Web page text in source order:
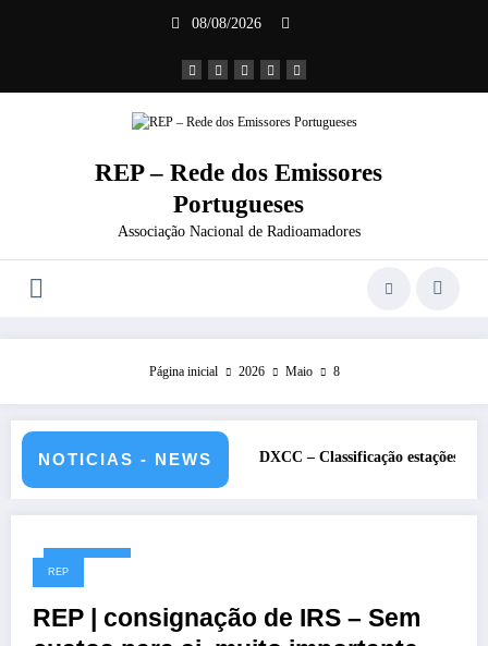
08/08/2026
REP – Rede dos Emissores
Portugueses
Associação Nacional de Radioamadores
Página inicial 2026 Maio 8
NOTICIAS - NEWS
de 2026 – CS5HQ DXCC – Classificação estações Portuguesas-
08/05/2026
REP
REP | consignação de IRS – Sem